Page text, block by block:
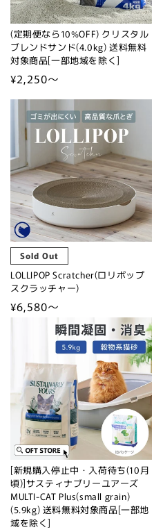
(定期便なら10%OFF) クリスタル
ブレンドサンド(4.0kg) 送料無料
対象商品[一部地域を除く]
通
常
¥2,250～
Sold Out
LOLLIPOP Scratcher(ロリポップ
スクラッチャー)
通
¥6,580～
[新規購入停止中・入荷待ち(10月
頃)]サスティナブリーユアーズ
MULTI-CAT Plus(small grain)
(5.9kg) 送料無料対象商品[一部地
域を除く]